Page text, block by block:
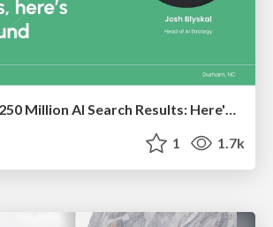
We Analyzed 250 Million AI Search Results: Here's What I Found
1 1.7k